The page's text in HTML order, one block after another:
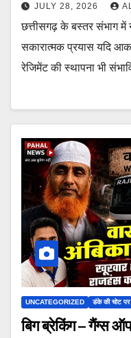
JULY 28, 2026
छत्तीसगढ़ के बस्तर संभाग
सकारात्मक प्रयास यदि
रेजिमेंट की स्थापना भी
UNCATEGORIZED डंके की चोट पर
बिग ब्रेकिंग – गैंग्स